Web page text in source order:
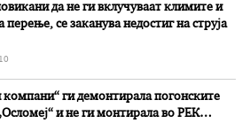
да не ги вклучуваат климите и
се заканува недостиг на струја
ги демонтирала погонските
и не ги монтирала во РЕК